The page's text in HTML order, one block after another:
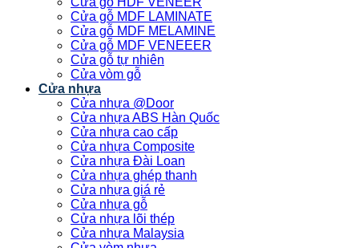
Cửa gỗ MDF LAMINATE
Cửa gỗ MDF MELAMINE
Cửa gỗ MDF VENEEER
Cửa gỗ tự nhiên
Cửa vòm gỗ
Cửa nhựa
Cửa nhựa @Door
Cửa nhựa ABS Hàn Quốc
Cửa nhựa cao cấp
Cửa nhựa Composite
Cửa nhựa Đài Loan
Cửa nhựa ghép thanh
Cửa nhựa giá rẻ
Cửa nhựa gỗ
Cửa nhựa lõi thép
Cửa nhựa Malaysia